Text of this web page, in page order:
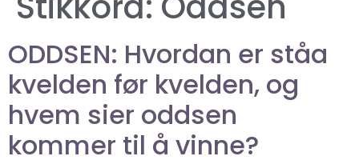
ODDSEN: Hvordan er ståa
kvelden før kvelden, og
hvem sier oddsen
kommer til å vinne?